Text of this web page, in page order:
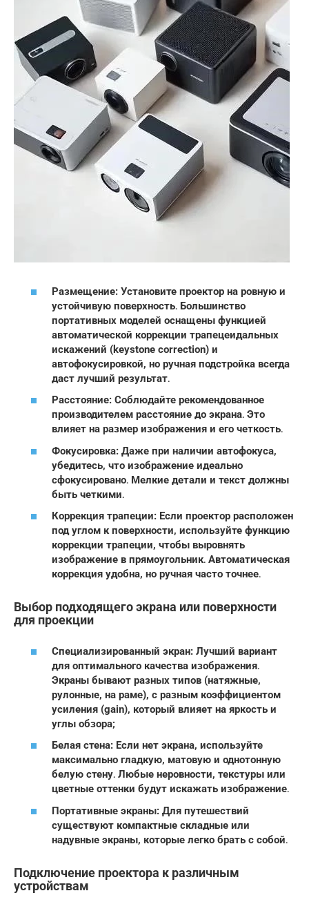
Размещение: Установите проектор на ровную и
устойчивую поверхность․ Большинство
портативных моделей оснащены функцией
автоматической коррекции трапецеидальных
искажений (keystone correction) и
автофокусировкой, но ручная подстройка всегда
даст лучший результат․
Расстояние: Соблюдайте рекомендованное
производителем расстояние до экрана․ Это
влияет на размер изображения и его четкость․
Фокусировка: Даже при наличии автофокуса,
убедитесь, что изображение идеально
сфокусировано․ Мелкие детали и текст должны
быть четкими․
Коррекция трапеции: Если проектор расположен
под углом к поверхности, используйте функцию
коррекции трапеции, чтобы выровнять
изображение в прямоугольник․ Автоматическая
коррекция удобна, но ручная часто точнее․
Выбор подходящего экрана или поверхности
для проекции
Специализированный экран: Лучший вариант
для оптимального качества изображения․
Экраны бывают разных типов (натяжные,
рулонные, на раме), с разным коэффициентом
усиления (gain), который влияет на яркость и
углы обзора;
Белая стена: Если нет экрана, используйте
максимально гладкую, матовую и однотонную
белую стену․ Любые неровности, текстуры или
цветные оттенки будут искажать изображение․
Портативные экраны: Для путешествий
существуют компактные складные или
надувные экраны, которые легко брать с собой․
Подключение проектора к различным
устройствам